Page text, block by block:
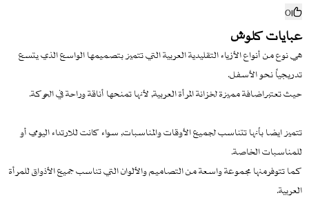
0
عبايات كلوش
هي نوع من أنواع الأزياء التقليدية العربية التي تتميز بتصميمها الواسع الذي يتسع
تدريجياً نحو الأسفل.
حيث تعتبراضافة مميزة لخزانة المرأة العربية, لأنها تمنحها أناقة وراحة في الحركة.
تتميز ايضا بأنها تتناسب لجميع الأوقات والمناسبات, سواء كانت للارتداء اليومي أو
للمناسبات الخاصة.
كما تتوفرمنها مجموعة واسعة من التصاميم والألوان التي تناسب جميع الأذواق للمرأة
العربية.